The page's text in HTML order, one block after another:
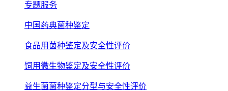
专题服务
中国药典菌种鉴定
食品用菌种鉴定及安全性评价
饲用微生物鉴定及安全性评价
益生菌菌种鉴定分型与安全性评价